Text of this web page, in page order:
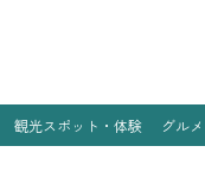
観光スポット・体験 グル